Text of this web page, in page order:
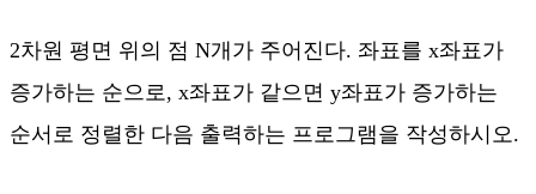
2차원 평면 위의 점 N개가 주어진다. 좌표를 x좌표가
증가하는 순으로, x좌표가 같으면 y좌표가 증가하는
순서로 정렬한 다음 출력하는 프로그램을 작성하시오.